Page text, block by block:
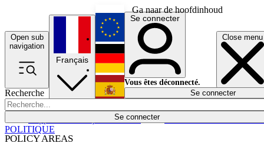
Ga naar de hoofdinhoud
Open sub
navigation
Close menu
Recherche
Se connecter
POLICY AREAS
Économie
Français
English
Deutsch
Español
Se connecter
Vous êtes déconnecté.
Se connecter
POLITIQUE